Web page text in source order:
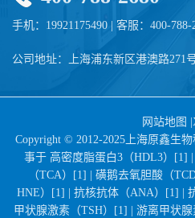
手机：19921175490 | 客服：400-788-
公司地址：上海浦东新区港澳路271
网站地图
Copyright © 2012-2025上海原鑫生
事于 高密度脂蛋白3（HDL3）[1] |
（TCA）[1] | 磺鹅去氧胆酸（
HNE）[1] | 抗核抗体（ANA）[1] |
甲状腺激素（TSH）[1] | 游离甲状腺